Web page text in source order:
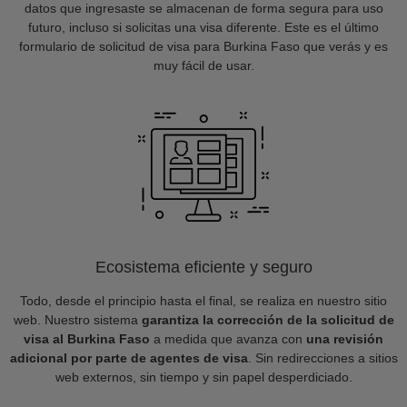
datos que ingresaste se almacenan de forma segura para uso
futuro, incluso si solicitas una visa diferente. Este es el último
formulario de solicitud de visa para Burkina Faso que verás y es
muy fácil de usar.
Ecosistema eficiente y seguro
Todo, desde el principio hasta el final, se realiza en nuestro sitio
web. Nuestro sistema garantiza la corrección de la solicitud de
visa al Burkina Faso a medida que avanza con una revisión
adicional por parte de agentes de visa. Sin redirecciones a sitios
web externos, sin tiempo y sin papel desperdiciado.